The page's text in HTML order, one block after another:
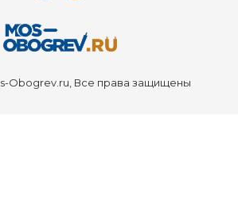
Obogrev.ru, Все права защищены